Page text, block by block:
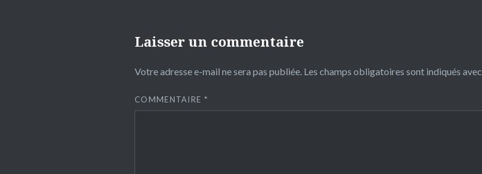
Laisser un commentaire
Votre adresse e-mail ne sera pas publiée. Les champs obligatoires sont indiqués avec
COMMENTAIRE *